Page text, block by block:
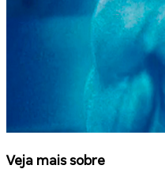
Veja mais sobre